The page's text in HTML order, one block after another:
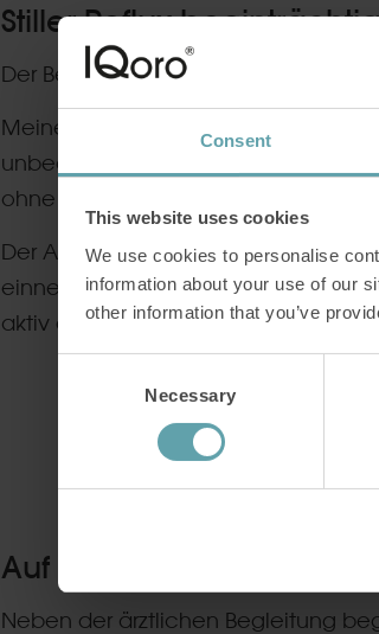
Consent
This website uses cookies
We use cookies to personalise
information about your use of our
other information that you’ve
Necessary
Stiller Reflux
Der Besuch beim HNO-Arzt brachte
Meine Speiseröhre war deutlich
unbedingt klassisches Sodbrennen,
ohne dass ich es wirklich bemerkte.
Der Arzt erklärte mir, dass ich
einnehmen müsste. Das fiel mir
aktiv etwas zu verändern, statt nur
„Mein HNO-Arzt
vollständig abgeheilt
Auf der Suche nach
Neben der ärztlichen Begleitung